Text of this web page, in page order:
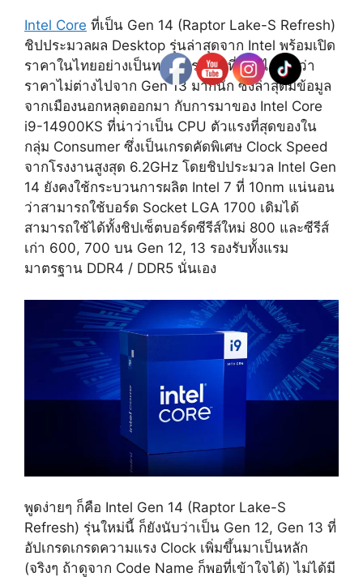
Intel Core ที่เป็น Gen 14 (Raptor Lake-S Refresh)
ชิปประมวลผล Desktop รุ่นล่าสุดจาก Intel พร้อมเปิด
ราคาในไทยอย่างเป็นทางการแล้ว ที่บอกได้เลยว่า
ราคาไม่ต่างไปจาก Gen 13 มากนัก ซึ่งล่าสุดมีข้อมูล
จากเมืองนอกหลุดออกมา กับการมาของ Intel Core
i9-14900KS ที่น่าว่าเป็น CPU ตัวแรงที่สุดของใน
กลุ่ม Consumer ซึ่งเป็นเกรดคัดพิเศษ Clock Speed
จากโรงงานสูงสุด 6.2GHz โดยชิปประมวล Intel Gen
14 ยังคงใช้กระบวนการผลิต Intel 7 ที่ 10nm แน่นอน
ว่าสามารถใช้บอร์ด Socket LGA 1700 เดิมได้
สามารถใช้ได้ทั้งชิปเซ็ตบอร์ดซีรีส์ใหม่ 800 และซีรีส์
เก่า 600, 700 บน Gen 12, 13 รองรับทั้งแรม
มาตรฐาน DDR4 / DDR5 นั่นเอง
พูดง่ายๆ ก็คือ Intel Gen 14 (Raptor Lake-S
Refresh) รุ่นใหม่นี้ ก็ยังนับว่าเป็น Gen 12, Gen 13 ที่
อัปเกรดเกรดความแรง Clock เพิ่มขึ้นมาเป็นหลัก
(จริงๆ ถ้าดูจาก Code Name ก็พอที่เข้าใจได้) ไม่ได้มี